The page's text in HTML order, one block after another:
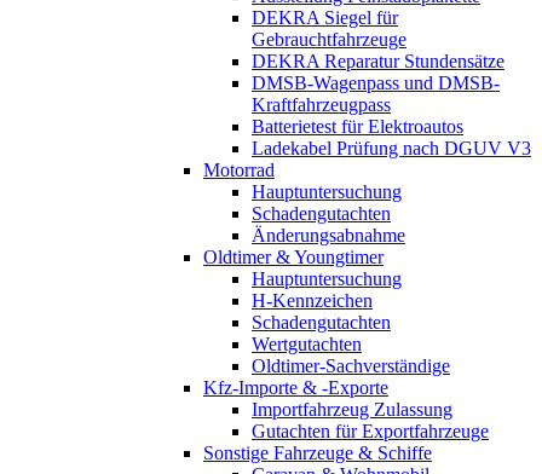
DEKRA Siegel für
Gebrauchtfahrzeuge
DEKRA Reparatur Stundensätze
DMSB-Wagenpass und DMSB-
Kraftfahrzeugpass
Batterietest für Elektroautos
Ladekabel Prüfung nach DGUV V3
Motorrad
Hauptuntersuchung
Schadengutachten
Änderungsabnahme
Oldtimer & Youngtimer
Hauptuntersuchung
H-Kennzeichen
Schadengutachten
Wertgutachten
Oldtimer-Sachverständige
Kfz-Importe & -Exporte
Importfahrzeug Zulassung
Gutachten für Exportfahrzeuge
Sonstige Fahrzeuge & Schiffe